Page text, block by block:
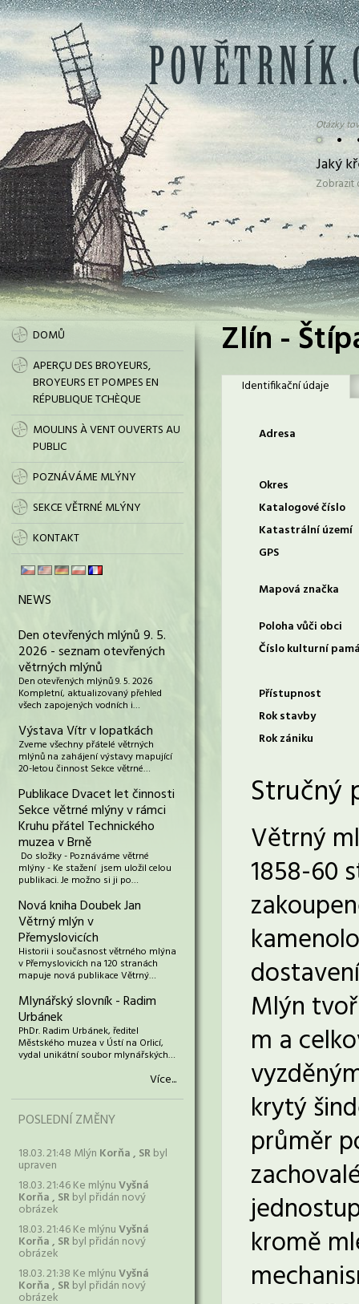
• •
Otázky
Jaký
DOMŮ
APERÇU DES BROYEURS,
BROYEURS ET POMPES EN
RÉPUBLIQUE TCHÈQUE
MOULINS À VENT OUVERTS AU
PUBLIC
POZNÁVÁME MLÝNY
SEKCE VĚTRNÉ MLÝNY
KONTAKT
NEWS
Den otevřených mlýnů 9. 5.
2026 - seznam otevřených
větrných mlýnů
Den otevřených mlýnů 9. 5. 2026
Kompletní, aktualizovaný přehled
všech zapojených vodních i…
Výstava Vítr v lopatkách
Zveme všechny přátelé větrných
mlýnů na zahájení výstavy mapující
20-letou činnost Sekce větrné…
Publikace Dvacet let činnosti
Sekce větrné mlýny v rámci
Kruhu přátel Technického
muzea v Brně
Do složky - Poznáváme větrné
mlýny - Ke stažení jsem uložil celou
publikaci. Je možno si ji po…
Nová kniha Doubek Jan
Větrný mlýn v
Přemyslovicích
Historii i současnost větrného mlýna
v Přemyslovicích na 120 stranách
mapuje nová publikace Větrný…
Mlynářský slovník - Radim
Urbánek
PhDr. Radim Urbánek, ředitel
Městského muzea v Ústí na Orlicí,
vydal unikátní soubor mlynářských…
Více...
POSLEDNÍ ZMĚNY
18.03. 21:48 Mlýn Korňa , SRbyl
upraven
18.03. 21:46 Ke mlýnuVyšná
Korňa , SRbyl přidán nový
obrázek
18.03. 21:46 Ke mlýnuVyšná
Korňa , SRbyl přidán nový
obrázek
18.03. 21:38 Ke mlýnuVyšná
Korňa , SRbyl přidán nový
obrázek
Zlín -
Identifikační údaje
Adresa
Okres
Katalogové číslo
Katastrální území
GPS
Mapová značka
Poloha vůči obci
Číslo kulturní
Přístupnost
Rok stavby
Rok zániku
Stručný
Větrný
1858-60
Mlýn
m a
krytý
průměr
kromě